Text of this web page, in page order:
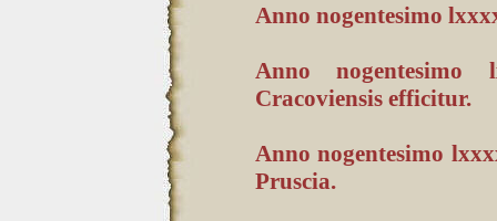
Anno nogentesimo
Anno nogentesimo
Cracoviensis efficitur.
Anno nogentesimo
Pruscia.